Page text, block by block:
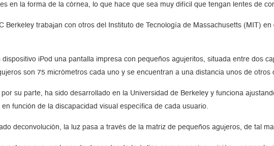
en la forma de la córnea, lo que hace que sea muy difícil que tengan lentes de
Berkeley trabajan con otros del Instituto de Tecnología de Massachusetts (MIT)
dispositivo iPod una pantalla impresa con pequeños agujeritos, situada entre dos
son 75 micrómetros cada uno y se encuentran a una distancia unos de otros
su parte, ha sido desarrollado en la Universidad de Berkeley y funciona
función de la discapacidad visual específica de cada usuario.
deconvolución, la luz pasa a través de la matriz de pequeños agujeros, de tal